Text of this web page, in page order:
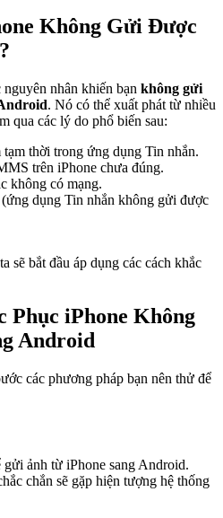
Không Gửi Được
nhân khiến bạn không gửi
. Nó có thể xuất phát từ nhiều
qua các lý do phổ biến sau:
thời trong ứng dụng Tin nhắn.
trên iPhone chưa đúng.
không có mạng.
dụng Tin nhắn không gửi được
sẽ bắt đầu áp dụng các cách khắc
Phục iPhone Không
Android
các phương pháp bạn nên thử để
ảnh từ iPhone sang Android.
chắn sẽ gặp hiện tượng hệ thống